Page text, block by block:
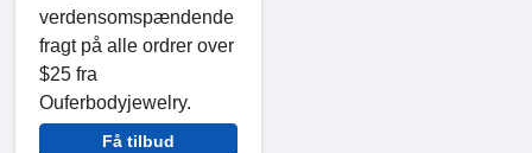
verdensomspændende
fragt på alle ordrer over
$25 fra
Ouferbodyjewelry.
Få tilbud